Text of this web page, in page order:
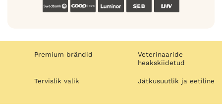
SwedbankCoop Luminor SEB
Premium brändid
Veterinaaride
heakskiidetud
Tervislik valik Jätkusuutlik ja eetiline